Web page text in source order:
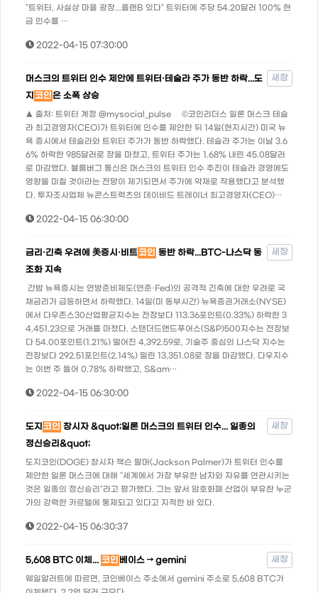
"트위터, 사실상 마을 광장...플랜B 있다" 트위터에 주당 54.20달러 100% 현
금 인수를 …
2022-04-15 07:30:00
머스크의 트위터 인수 제안에 트위터·테슬라 주가 동반 하락...도
지 코인은 소폭 상승
새창
▲ 출처: 트위터 계정 @mysocial_pulse ©코인리더스 일론 머스크 테슬
라 최고경영자(CEO)가 트위터에 인수를 제안한 뒤 14일(현지시간) 미국 뉴
욕 증시에서 테슬라와 트위터 주가가 동반 하락했다. 테슬라 주가는 이날 3.6
6% 하락한 985달러로 장을 마쳤고, 트위터 주가는 1.68% 내린 45.08달러
로 마감했다. 블룸버그 통신은 머스크의 트위터 인수 추진이 테슬라 경영에도
영향을 미칠 것이라는 전망이 제기되면서 주가에 악재로 작용했다고 분석했
다. 투자조사업체 뉴콘스트럭츠의 데이비드 트레이너 최고경영자(CEO)…
2022-04-15 06:30:00
금리·긴축 우려에 美증시·비트코인 동반 하락...BTC-나스닥 동
조화 지속
새창
간밤 뉴욕증시는 연방준비제도(연준·Fed)의 공격적 긴축에 대한 우려로 국
채금리가 급등하면서 하락했다. 14일(미 동부시간) 뉴욕증권거래소(NYSE)
에서 다우존스30산업평균지수는 전장보다 113.36포인트(0.33%) 하락한 3
4,451.23으로 거래를 마쳤다. 스탠더드앤드푸어스(S&P)500지수는 전장보
다 54.00포인트(1.21%) 떨어진 4,392.59로, 기술주 중심의 나스닥 지수는
전장보다 292.51포인트(2.14%) 밀린 13,351.08로 장을 마감했다. 다우지수
는 이번 주 들어 0.78% 하락했고, S&am…
2022-04-15 06:30:00
도지 코인 창시자 &quot;일론 머스크의 트위터 인수... 일종의
정신승리&quot;
새창
도지코인(DOGE) 창시자 잭슨 팔머(Jackson Palmer)가 트위터 인수를
제안한 일론 머스크에 대해 "세계에서 가장 부유한 남자와 자유를 연관시키는
것은 일종의 정신승리"라고 평가했다. 그는 앞서 암호화폐 산업이 부유한 누군
가의 강력한 카르텔에 통제되고 있다고 지적한 바 있다.
2022-04-15 06:30:37
5,608 BTC 이체... 코인 베이스 → gemini 새창
웨일알러트에 따르면, 코인베이스 주소에서 gemini 주소로 5,608 BTC가